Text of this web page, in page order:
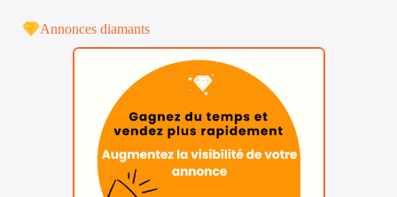
Annonces diamants